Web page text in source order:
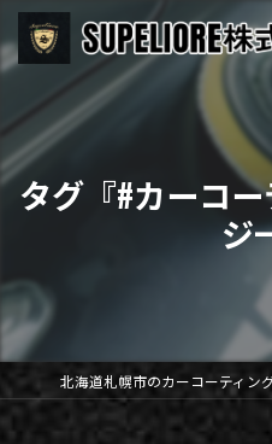
タグ『#カーコ
ジ